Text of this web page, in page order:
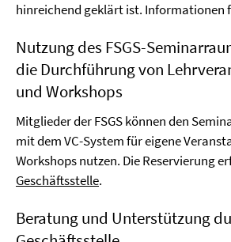
hinreichend geklärt ist. Informationen
Nutzung des FSGS-
die Durchführung von
und Workshops
Mitglieder der FSGS können den
mit dem VC-System für eigene
Workshops nutzen. Die Reservierung
Geschäftsstelle.
Beratung und Unterstützung